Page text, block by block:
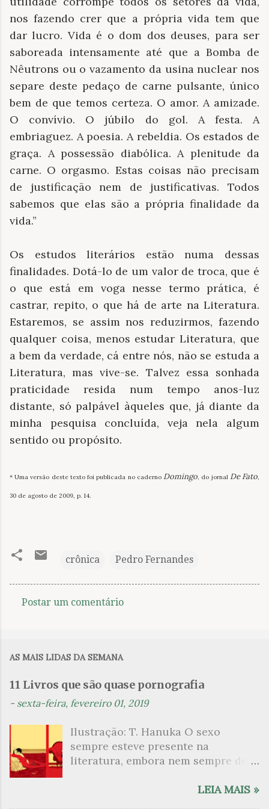
nos fazendo crer que a própria vida tem que
dar lucro. Vida é o dom dos deuses, para ser
saboreada intensamente até que a Bomba de
Nêutrons ou o vazamento da usina nuclear nos
separe deste pedaço de carne pulsante, único
bem de que temos certeza. O amor. A amizade.
O convívio. O júbilo do gol. A festa. A
embriaguez. A poesia. A rebeldia. Os estados de
graça. A possessão diabólica. A plenitude da
carne. O orgasmo. Estas coisas não precisam
de justificação nem de justificativas. Todos
sabemos que elas são a própria finalidade da
vida.”
Os estudos literários estão numa dessas
finalidades. Dotá-lo de um valor de troca, que é
o que está em voga nesse termo prática, é
castrar, repito, o que há de arte na Literatura.
Estaremos, se assim nos reduzirmos, fazendo
qualquer coisa, menos estudar Literatura, que
a bem da verdade, cá entre nós, não se estuda a
Literatura, mas vive-se. Talvez essa sonhada
praticidade resida num tempo anos-luz
distante, só palpável àqueles que, já diante da
minha pesquisa concluída, veja nela algum
sentido ou propósito.
* Uma versão deste texto foi publicada no caderno Domingo, do jornal De Fato,
30 de agosto de 2009, p. 14.
crônica Pedro Fernandes
n
t
i
o
Postar um comentário
AS MAIS LIDAS DA SEMANA
11 Livros que são quase pornografia
- sexta-feira, fevereiro 01, 2019
Ilustração: T. Hanuka O sexo
sempre esteve presente na
literatura, embora nem sempre de
que mergulharam em sua própria
LEIA MAIS »